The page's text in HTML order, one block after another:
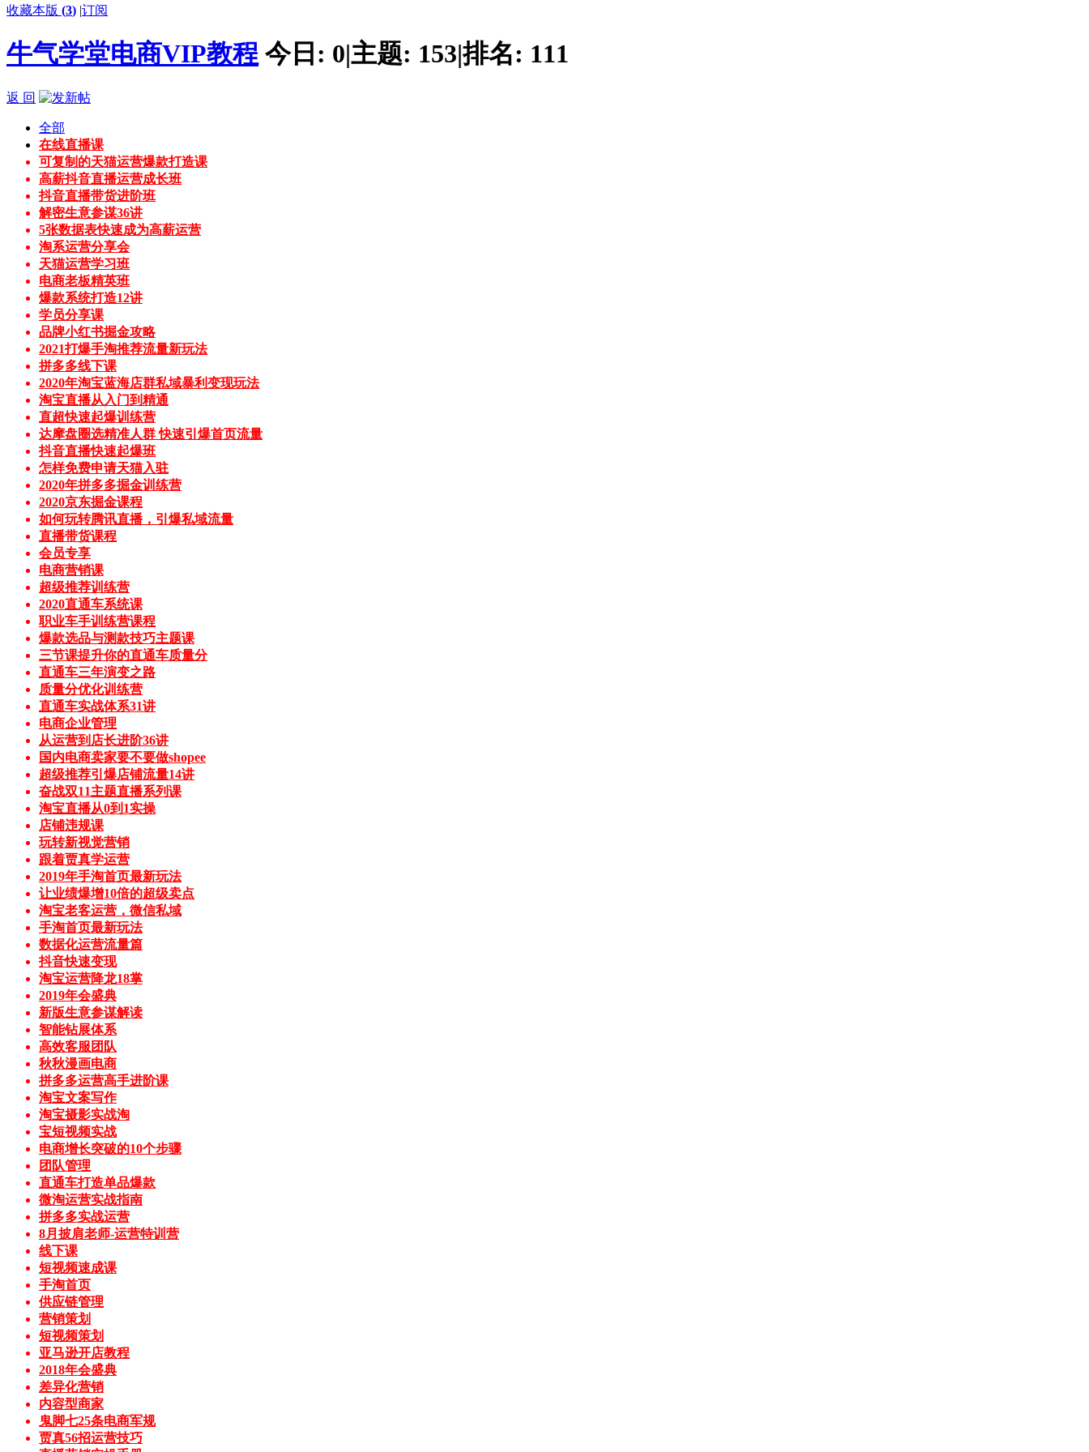
收藏本版 (3) |订阅
牛气学堂电商VIP教程 今日: 0|主题: 153|排名: 111
返 回
全部
在线直播课
可复制的天猫运营爆款打造课
高薪抖音直播运营成长班
抖音直播带货进阶班
解密生意参谋36讲
5张数据表快速成为高薪运营
淘系运营分享会
天猫运营学习班
电商老板精英班
爆款系统打造12讲
学员分享课
品牌小红书掘金攻略
2021打爆手淘推荐流量新玩法
拼多多线下课
2020年淘宝蓝海店群私域暴利变现玩法
淘宝直播从入门到精通
直超快速起爆训练营
达摩盘圈选精准人群 快速引爆首页流量
抖音直播快速起爆班
怎样免费申请天猫入驻
2020年拼多多掘金训练营
2020京东掘金课程
如何玩转腾讯直播，引爆私域流量
直播带货课程
会员专享
电商营销课
超级推荐训练营
2020直通车系统课
职业车手训练营课程
爆款选品与测款技巧主题课
三节课提升你的直通车质量分
直通车三年演变之路
质量分优化训练营
直通车实战体系31讲
电商企业管理
从运营到店长进阶36讲
国内电商卖家要不要做shopee
超级推荐引爆店铺流量14讲
奋战双11主题直播系列课
淘宝直播从0到1实操
店铺违规课
玩转新视觉营销
跟着贾真学运营
2019年手淘首页最新玩法
让业绩爆增10倍的超级卖点
淘宝老客运营，微信私域
手淘首页最新玩法
数据化运营流量篇
抖音快速变现
淘宝运营降龙18掌
2019年会盛典
新版生意参谋解读
智能钻展体系
高效客服团队
秋秋漫画电商
拼多多运营高手进阶课
淘宝文案写作
淘宝摄影实战淘
宝短视频实战
电商增长突破的10个步骤
团队管理
直通车打造单品爆款
微淘运营实战指南
拼多多实战运营
8月披肩老师-运营特训营
线下课
短视频速成课
手淘首页
供应链管理
营销策划
短视频策划
亚马逊开店教程
2018年会盛典
差异化营销
内容型商家
鬼脚七25条电商军规
贾真56招运营技巧